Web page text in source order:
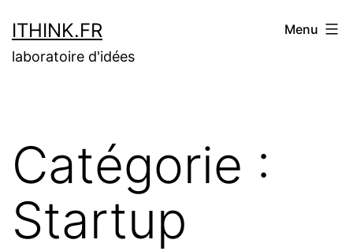
au
contenu
ITHINK.FR
laboratoire d'idées
Menu
Catégorie :
Startup